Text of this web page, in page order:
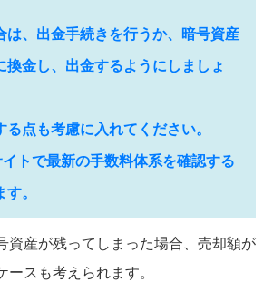
は、出金手続きを行うか、暗号資産
換金し、出金するようにしましょ
点も考慮に入れてください。
トで最新の手数料体系を確認する
。
資産が残ってしまった場合、売却額が
スも考えられます。